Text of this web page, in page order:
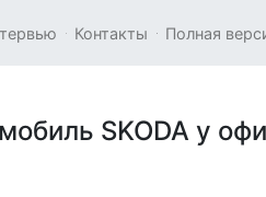
Контакты Полная
SKODA у